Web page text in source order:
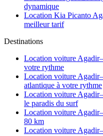
dynamique
Location Kia Picanto
meilleur tarif
Destinations
Location voiture
votre rythme
Location voiture
atlantique à votre rythme
Location voiture
le paradis du surf
Location voiture
80 km
Location voiture